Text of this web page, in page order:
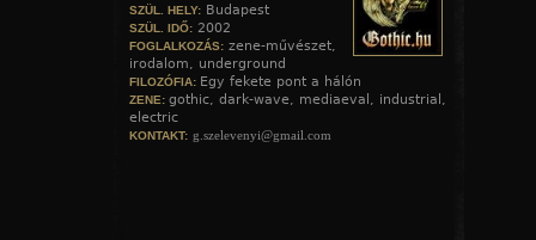
SZÜL. HELY: Budapest
SZÜL. IDŐ: 2002
FOGLALKOZÁS: zene-művészet,
irodalom, underground
FILOZÓFIA: Egy fekete pont a hálón
ZENE: gothic, dark-wave, mediaeval, industrial,
electric
KONTAKT: g.szelevenyi@gmail.com